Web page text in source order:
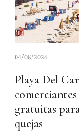
04/08/2026
Playa Del
comerciantes
gratuitas
quejas